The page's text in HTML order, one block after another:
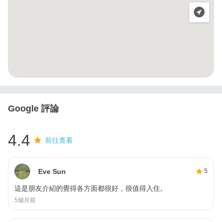
Google 評論
4.4 前往查看
Eve Sun 5
這是朋友介紹的覺得各方面都很好，很值得入住。
5個月前